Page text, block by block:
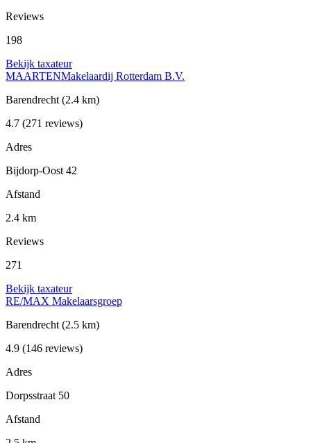
Reviews
198
Bekijk taxateur
MAARTENMakelaardij Rotterdam B.V.
Barendrecht (2.4 km)
4.7 (271 reviews)
Adres
Bijdorp-Oost 42
Afstand
2.4 km
Reviews
271
Bekijk taxateur
RE/MAX Makelaarsgroep
Barendrecht (2.5 km)
4.9 (146 reviews)
Adres
Dorpsstraat 50
Afstand